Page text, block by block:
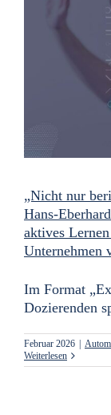
„Nicht nur
Hans-
aktives
Unternehmen
Im Format
Dozierenden
Februar 2026
Weiterlesen